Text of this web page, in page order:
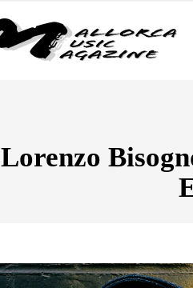
Lorenzo